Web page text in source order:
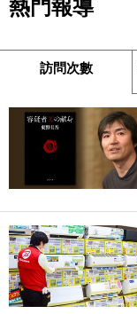
熱門報導
訪問次數